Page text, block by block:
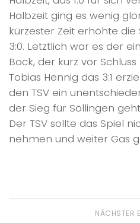
Halbzeit ging es wenig
kürzester Zeit erhöhte
3:0. Letztlich war es der
Bock, der kurz vor
Tobias Hennig das 3:1
den TSV ein
der Sieg für Söllingen
Der TSV sollte das Spiel
nehmen und weiter Gas
NÄCHSTER